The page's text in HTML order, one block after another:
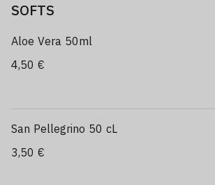
SOFTS
Aloe Vera 50ml
4,50 €
San Pellegrino 50 cL
3,50 €